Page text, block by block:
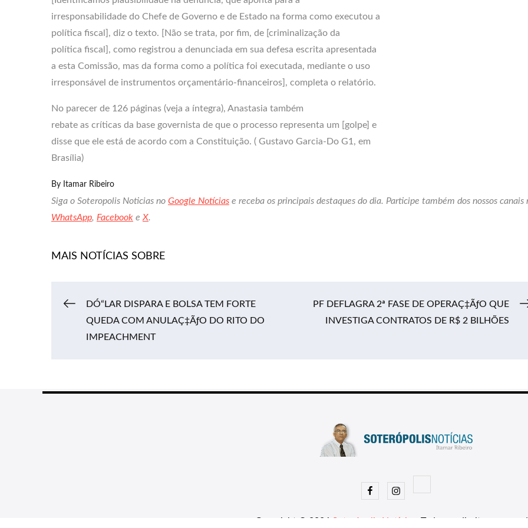
irresponsabilidade do Chefe de Governo e de Estado na forma como executou a
política fiscal], diz o texto. [Não se trata, por fim, de [criminalização da
política fiscal], como registrou a denunciada em sua defesa escrita apresentada
a esta Comissão, mas da forma como a política foi executada, mediante o uso
irresponsável de instrumentos orçamentário-financeiros], completa o relatório.
No parecer de 126 páginas (veja a íntegra), Anastasia também
rebate as críticas da base governista de que o processo representa um [golpe] e
disse que ele está de acordo com a Constituição. ( Gustavo Garcia-Do G1, em
Brasília)
By Itamar Ribeiro
Siga o Soteropolis Noticias no Google Notícias e receba os principais destaques do dia. Participe também dos nossos canais
WhatsApp, Facebook e X.
MAIS NOTÍCIAS SOBRE
Navegação
DÓ“LAR DISPARA E BOLSA TEM FORTE
QUEDA COM ANULAÇ‡ÃƒO DO RITO DO
IMPEACHMENT
PF DEFLAGRA 2ª FASE DE OPERAÇ‡ÃƒO QUE
INVESTIGA CONTRATOS DE R$ 2 BILHÕES
FacebookInstagram
Copyright © 2026 Soterópolis Notícias . Todos os direitos